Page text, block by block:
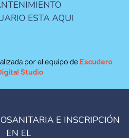
ESTA AQUI
por el equipo de Escudero
Studio
E INSCRIPCIÓN
EN EL